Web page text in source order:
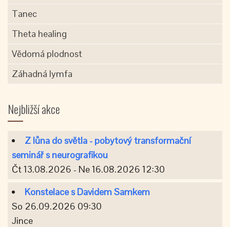
Tanec
Theta healing
Vědomá plodnost
Záhadná lymfa
Nejbližší akce
Z lůna do světla - pobytový transformační
seminář s neurografikou
Čt 13.08.2026 - Ne 16.08.2026 12:30
Konstelace s Davidem Samkem
So 26.09.2026 09:30
Jince